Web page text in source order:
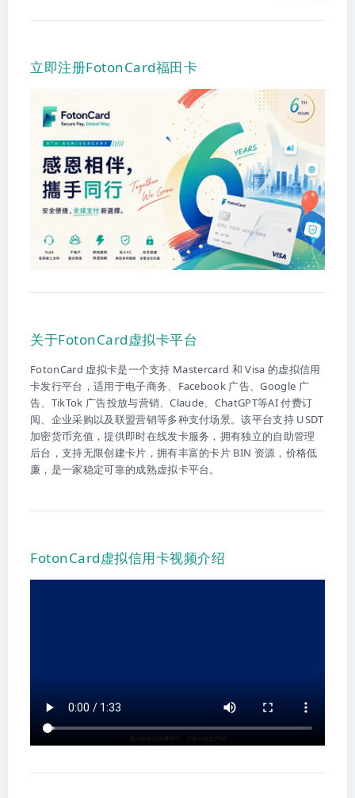
立即注册FotonCard福田卡
关于FotonCard虚拟卡平台
FotonCard 虚拟卡是一个支持 Mastercard 和 Visa 的虚拟信用
卡发行平台，适用于电子商务、Facebook 广告、Google 广
告、TikTok 广告投放与营销、Claude、ChatGPT等AI 付费订
阅、企业采购以及联盟营销等多种支付场景。该平台支持 USDT
加密货币充值，提供即时在线发卡服务，拥有独立的自助管理
后台，支持无限创建卡片，拥有丰富的卡片 BIN 资源，价格低
廉，是一家稳定可靠的成熟虚拟卡平台。
FotonCard虚拟信用卡视频介绍